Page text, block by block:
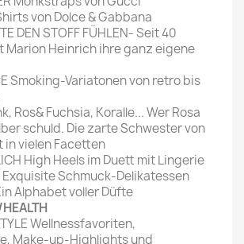
von Dolce & Gabbana
DEN STOFF FÜHLEN- Seit 40
Marion Heinrich ihre ganz eigene
Smoking-Variatonen von retro bis
Ros& Fuchsia, Koralle... Wer Rosa
schuld. Die zarte Schwester von
in vielen Facetten
High Heels im Duett mit Lingerie
Exquisite Schmuck-Delikatessen
Alphabet voller Düfte
Wellnessfavoriten,
Make-up-Highlights und